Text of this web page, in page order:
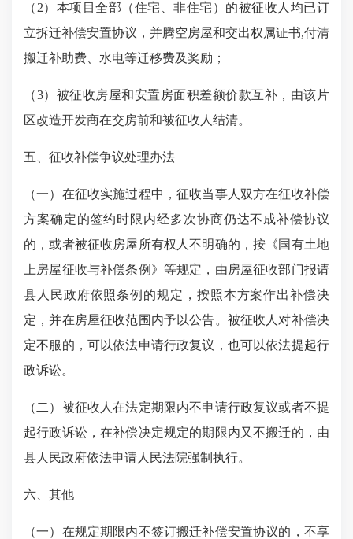
（ 2）本项目全部（住宅、非住宅）的被征收人均已订
立拆迁补偿安置协议，并腾空房屋和交出权属证书,付清
搬迁补助费、水电等迁移费及奖励；
（3）被征收房屋和安置房面积差额价款互补，由该片
区改造开发商在交房前和被征收人结清。
五、征收补偿争议处理办法
（一）在征收实施过程中，征收当事人双方在征收补偿
方案确定的签约时限内经多次协商仍达不成补偿协议
的，或者被征收房屋所有权人不明确的，按《国有土地
上房屋征收与补偿条例》等规定，由房屋征收部门报请
县人民政府依照条例的规定，按照本方案作出补偿决
定，并在房屋征收范围内予以公告。被征收人对补偿决
定不服的，可以依法申请行政复议，也可以依法提起行
政诉讼。
（二）被征收人在法定期限内不申请行政复议或者不提
起行政诉讼，在补偿决定规定的期限内又不搬迁的，由
县人民政府依法申请人民法院强制执行。
六、其他
（一）在规定期限内不签订搬迁补偿安置协议的，不享